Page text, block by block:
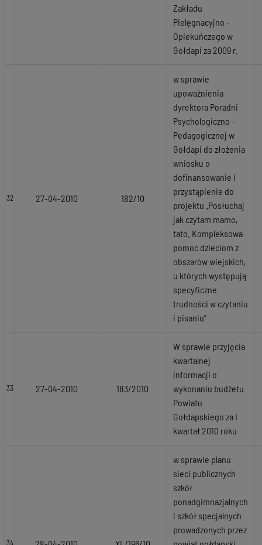
Zakładu
Pielęgnacyjno -
Opiekuńczego w
Gołdapi za 2009 r.
32 27-04-2010 182/10
w sprawie
upoważnienia
dyrektora Poradni
Psychologiczno -
Pedagogicznej w
Gołdapi do złożenia
wniosku o
dofinansowanie i
przystąpienie do
projektu „Posłuchaj
jak czytam mamo,
tato. Kompleksowa
pomoc dzieciom z
obszarów wiejskich,
u których występują
specyficzne
trudności w czytaniu
i pisaniu”
33 27-04-2010 183/2010
W sprawie przyjęcia
kwartalnej
informacji o
wykonaniu budżetu
Powiatu
Gołdapskiego za I
kwartał 2010 roku
w sprawie planu
sieci publicznych
szkół
ponadgimnazjalnych
i szkół specjalnych
prowadzonych przez